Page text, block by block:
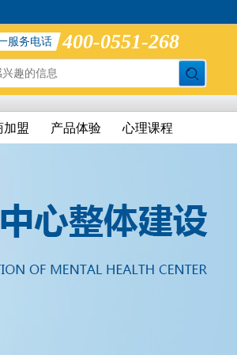
服务电话 400-0551-268
加盟 产品体验 心理课程